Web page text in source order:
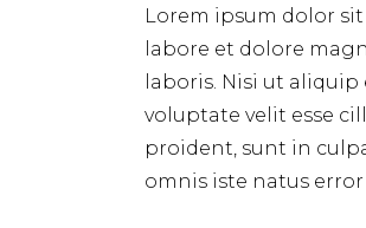
Lorem ipsum dolor
labore et dolore
laboris. Nisi ut
voluptate velit esse
proident, sunt in
omnis iste natus error